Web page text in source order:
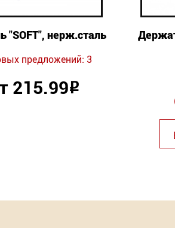
"SOFT", нерж.сталь
предложений: 3
215.99Р